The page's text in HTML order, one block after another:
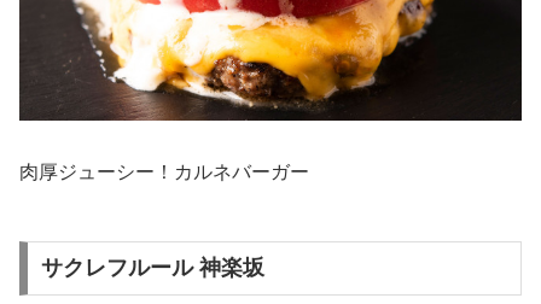
肉厚ジューシー！カルネバーガー
サクレフルール 神楽坂